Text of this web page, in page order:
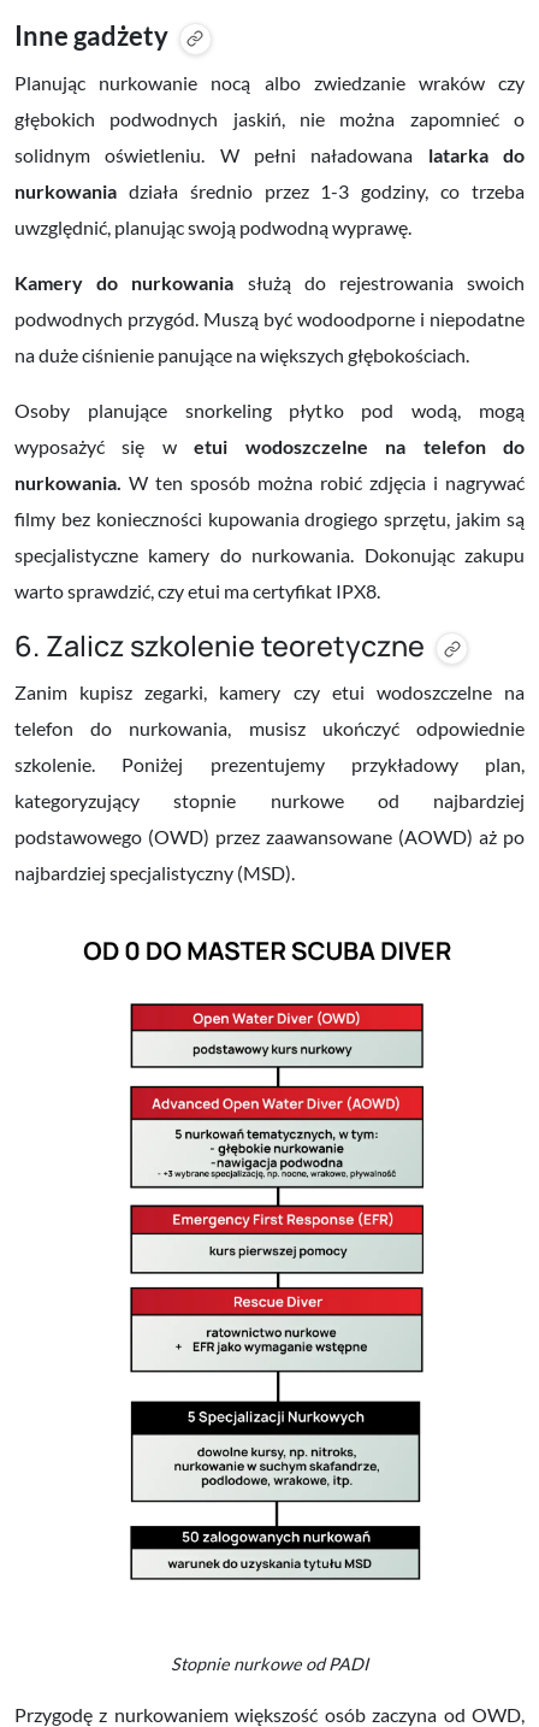
Inne gadżety
Planując nurkowanie nocą albo zwiedzanie wraków czy
głębokich podwodnych jaskiń, nie można zapomnieć o
solidnym oświetleniu. W pełni naładowana latarka do
nurkowania działa średnio przez 1-3 godziny, co trzeba
uwzględnić, planując swoją podwodną wyprawę.
Kamery do nurkowania służą do rejestrowania swoich
podwodnych przygód. Muszą być wodoodporne i niepodatne
na duże ciśnienie panujące na większych głębokościach.
Osoby planujące snorkeling płytko pod wodą, mogą
wyposażyć się wetui wodoszczelne na telefon do
nurkowania. W ten sposób można robić zdjęcia i nagrywać
filmy bez konieczności kupowania drogiego sprzętu, jakim są
specjalistyczne kamery do nurkowania. Dokonując zakupu
warto sprawdzić, czy etui ma certyfikat IPX8.
6. Zalicz szkolenie teoretyczne
Zanim kupisz zegarki, kamery czy etui wodoszczelne na
telefon do nurkowania, musisz ukończyć odpowiednie
szkolenie. Poniżej prezentujemy przykładowy plan,
kategoryzujący stopnie nurkowe od najbardziej
podstawowego (OWD) przez zaawansowane (AOWD) aż po
najbardziej specjalistyczny (MSD).
Stopnie nurkowe od PADI
Przygodę z nurkowaniem większość osób zaczyna od OWD,